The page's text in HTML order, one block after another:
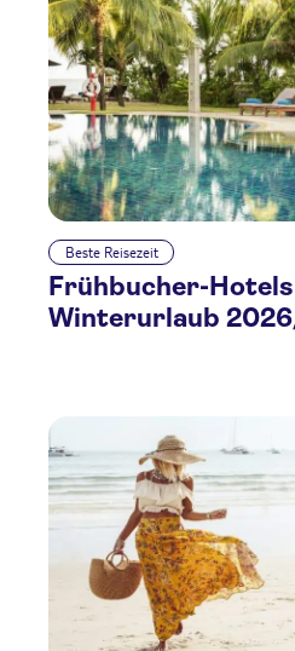
Beste Reisezeit
Frühbucher-
Winterurlaub